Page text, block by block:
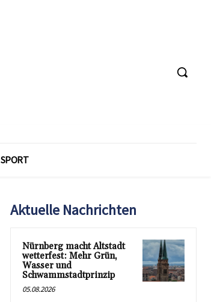
SPORT
Aktuelle Nachrichten
Nürnberg macht Altstadt
wetterfest: Mehr Grün,
Wasser und
Schwammstadtprinzip
05.08.2026